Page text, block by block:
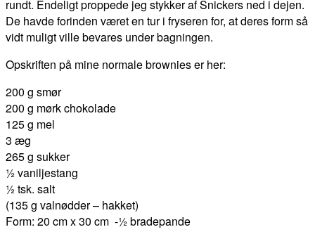
rundt. Endeligt proppede jeg stykker af Snickers ned i dejen.
De havde forinden været en tur i fryseren for, at deres form så
vidt muligt ville bevares under bagningen.
Opskriften på mine normale brownies er her:
200 g smør
200 g mørk chokolade
125 g mel
3 æg
265 g sukker
½ vaniljestang
½ tsk. salt
(135 g valnødder – hakket)
Form: 20 cm x 30 cm -½ bradepande